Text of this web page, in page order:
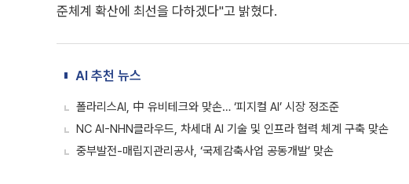
준체계 확산에 최선을 다하겠다"고 밝혔다.
AI 추천 뉴스
폴라리스AI, 中 유비테크와 맞손… ‘피지컬 AI’ 시장 정조준
NC AI-NHN클라우드, 차세대 AI 기술 및 인프라 협력 체계 구축 맞손
중부발전-매립지관리공사, ‘국제감축사업 공동개발’ 맞손